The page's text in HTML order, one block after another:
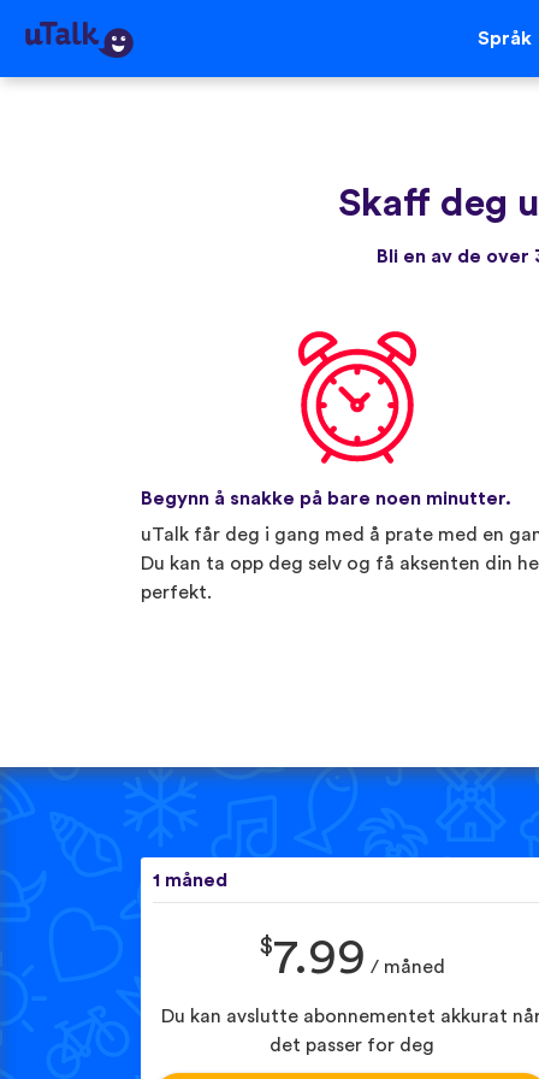
Språk
Skaff deg
Bli en av de
Begynn å snakke på bare noen minutter.
uTalk får deg i gang med å prate med en
Du kan ta opp deg selv og få aksenten din
perfekt.
1 måned
$7.99 / måned
Du kan avslutte abonnementet akkurat
det passer for deg